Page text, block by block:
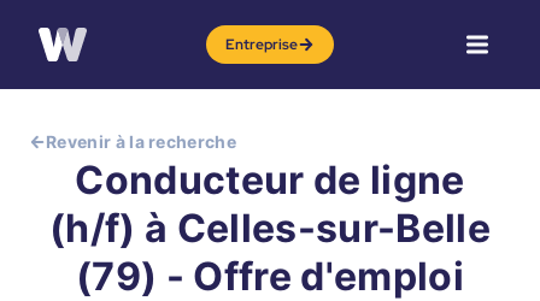
Entreprise
Revenir à la recherche
Conducteur de ligne
(h/f) à Celles-sur-Belle
(79) - Offre d'emploi